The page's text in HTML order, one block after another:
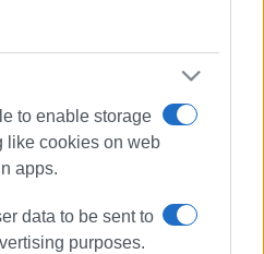
to enable storage
like cookies on web
apps.
data to be sent to
purposes.